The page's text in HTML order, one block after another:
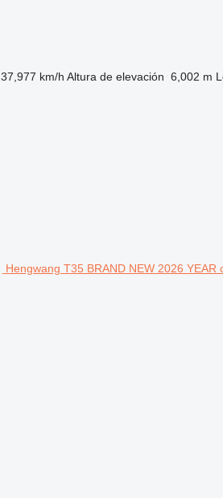
37,977 km/h Altura de elevación 6,002 m
Hengwang T35 BRAND NEW 2026 YEAR